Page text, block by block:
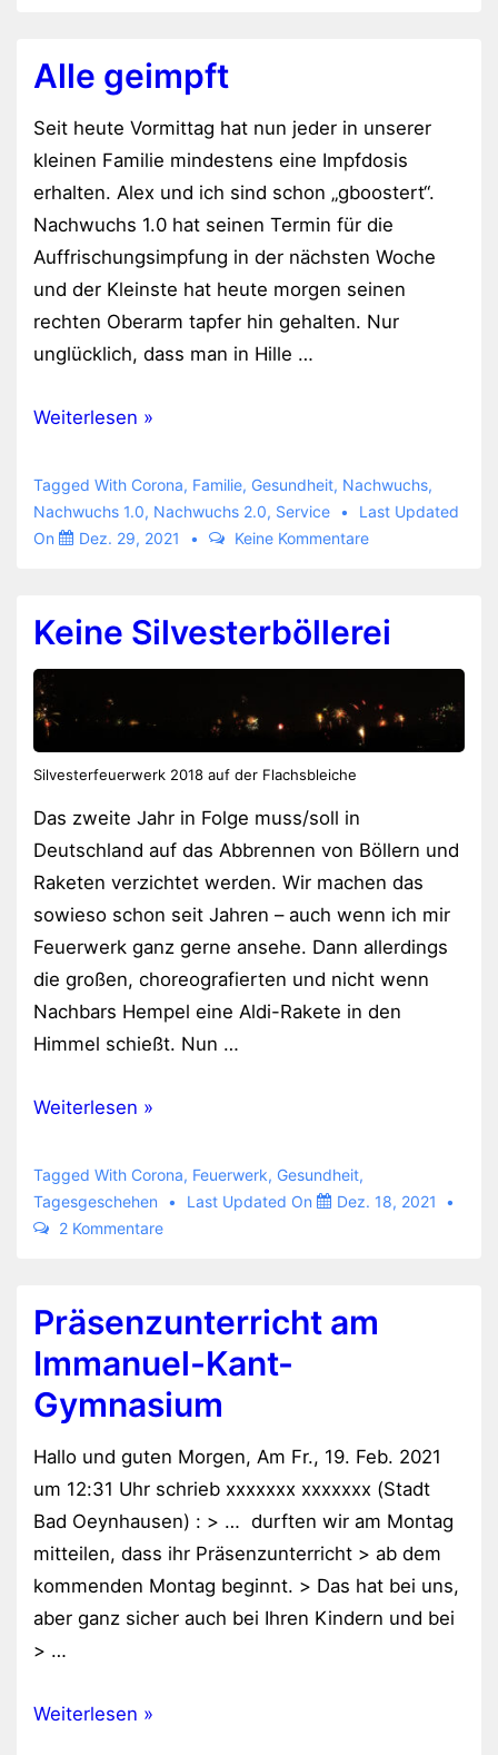
Alle geimpft
Seit heute Vormittag hat nun jeder in unserer
kleinen Familie mindestens eine Impfdosis
erhalten. Alex und ich sind schon „gboostert“.
Nachwuchs 1.0 hat seinen Termin für die
Auffrischungsimpfung in der nächsten Woche
und der Kleinste hat heute morgen seinen
rechten Oberarm tapfer hin gehalten. Nur
unglücklich, dass man in Hille …
Alle
Weiterlesen »
Tagged With Corona, Familie, Gesundheit, Nachwuchs,
Nachwuchs 1.0, Nachwuchs 2.0, Service
Last Updated
On
Dez. 29, 2021 Keine Kommentare
Keine Silvesterböllerei
Silvesterfeuerwerk 2018 auf der Flachsbleiche
Das zweite Jahr in Folge muss/soll in
Deutschland auf das Abbrennen von Böllern und
Raketen verzichtet werden. Wir machen das
sowieso schon seit Jahren – auch wenn ich mir
Feuerwerk ganz gerne ansehe. Dann allerdings
die großen, choreografierten und nicht wenn
Nachbars Hempel eine Aldi-Rakete in den
Himmel schießt. Nun …
Keine
Weiterlesen »
Tagged With Corona, Feuerwerk, Gesundheit,
Tagesgeschehen
Last Updated On
Dez. 18, 2021
2 Kommentare
Präsenzunterricht am
Immanuel-Kant-
Gymnasium
Hallo und guten Morgen, Am Fr., 19. Feb. 2021
um 12:31 Uhr schrieb xxxxxxx xxxxxxx (Stadt
Bad Oeynhausen) : > … durften wir am Montag
mitteilen, dass ihr Präsenzunterricht > ab dem
kommenden Montag beginnt. > Das hat bei uns,
aber ganz sicher auch bei Ihren Kindern und bei
> …
Präsenzunterricht
Weiterlesen »